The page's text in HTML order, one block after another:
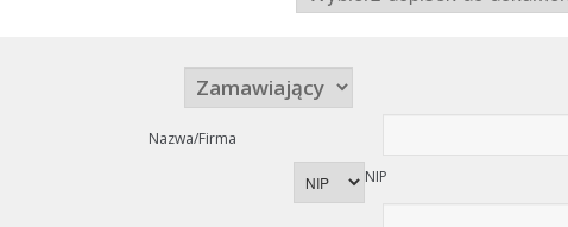
Nazwa/Firma
NIP